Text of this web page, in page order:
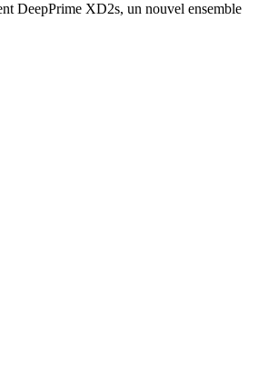
DeepPrime XD2s, un nouvel ensemble